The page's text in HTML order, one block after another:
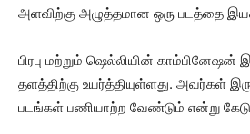
அளவிற்கு அழுத்தமான ஒரு படத்தை
பிரபு மற்றும் ஷெல்லியின் காம்பினேஷன்
தளத்திற்கு உயர்த்தியுள்ளது. அவர்கள்
படங்கள் பணியாற்ற வேண்டும் என்று